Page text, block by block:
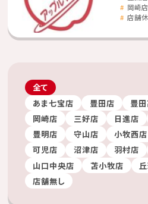
岡崎店
店舗
全て
あま七宝店
豊田店 豊
岡崎店
三好店 日進店
豊明店
守山店 小牧西店
可児店
沼津店 羽村店
山口中央店
苫小牧店
店舗無し